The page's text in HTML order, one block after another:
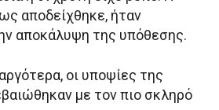
αποδείχθηκε, ήταν
αποκάλυψη της υπόθεσης.
οι υποψίες της
με τον πιο σκληρό